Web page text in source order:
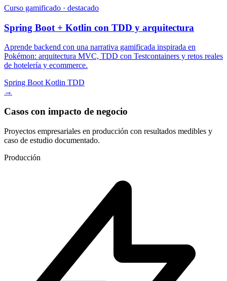
Curso gamificado · destacado
Spring Boot + Kotlin con TDD y arquitectura
Aprende backend con una narrativa gamificada inspirada en
Pokémon: arquitectura MVC, TDD con Testcontainers y retos reales
de hotelería y ecommerce.
Spring Boot Kotlin TDD
→
Casos con impacto de negocio
Proyectos empresariales en producción con resultados medibles y
caso de estudio documentado.
Producción